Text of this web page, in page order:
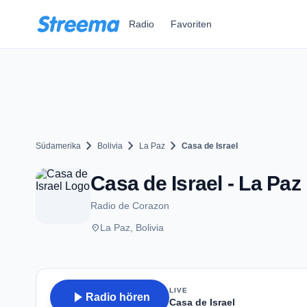
Radio Favoriten
Südamerika chevron_right Bolivia chevron_right La Paz chevron_right Casa de Israel
Casa de Israel - La Paz
Radio de Corazon
placeLa Paz, Bolivia
play_arrow Radio hören
LIVE
Casa de Israel